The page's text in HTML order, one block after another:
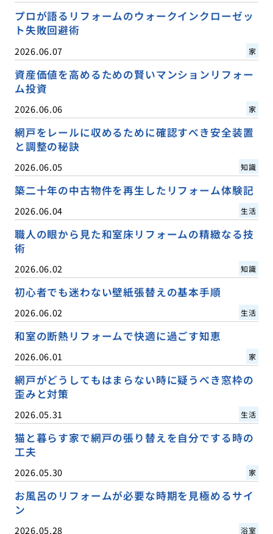
プロが語るリフォームのウォークインクローゼッ
ト失敗回避術
2026.06.07 家
資産価値を高めるための賢いマンションリフォー
ム投資
2026.06.06 家
網戸をレールに収めるために確認すべき安全装置
と調整の秘訣
2026.06.05 知識
築二十年の中古物件を再生したリフォーム体験記
2026.06.04 生活
職人の眼から見た和室床リフォームの精緻なる技
術
2026.06.02 知識
初心者でも迷わない壁紙張替えの基本手順
2026.06.02 生活
和室の断熱リフォームで快適に過ごす知恵
2026.06.01 家
網戸がどうしてもはまらない時に疑うべき窓枠の
歪みと対策
2026.05.31 生活
猫と暮らす家で網戸の張り替えを自分でする時の
工夫
2026.05.30 家
お風呂のリフォームが必要な時期を見極めるサイ
ン
2026.05.28 浴室